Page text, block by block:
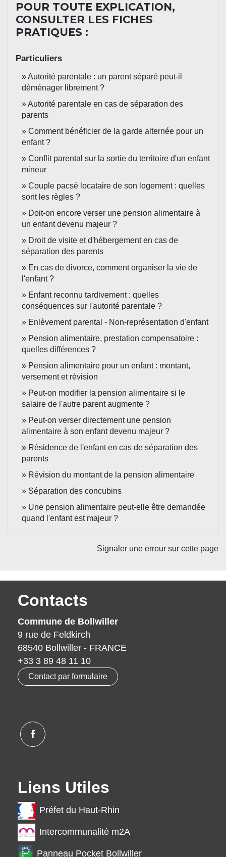
POUR TOUTE EXPLICATION,
CONSULTER LES FICHES
PRATIQUES :
Particuliers
Autorité parentale : un parent séparé peut-il
déménager librement ?
Autorité parentale en cas de séparation des
parents
Comment bénéficier de la garde alternée pour un
enfant ?
Conflit parental sur la sortie du territoire d'un enfant
mineur
Couple pacsé locataire de son logement : quelles
sont les règles ?
Doit-on encore verser une pension alimentaire à
un enfant devenu majeur ?
Droit de visite et d'hébergement en cas de
séparation des parents
En cas de divorce, comment organiser la vie de
l'enfant ?
Enfant reconnu tardivement : quelles
conséquences sur l'autorité parentale ?
Enlèvement parental - Non-représentation d'enfant
Pension alimentaire, prestation compensatoire :
quelles différences ?
Pension alimentaire pour un enfant : montant,
versement et révision
Peut-on modifier la pension alimentaire si le
salaire de l'autre parent augmente ?
Peut-on verser directement une pension
alimentaire à son enfant devenu majeur ?
Résidence de l'enfant en cas de séparation des
parents
Révision du montant de la pension alimentaire
Séparation des concubins
Une pension alimentaire peut-elle être demandée
quand l'enfant est majeur ?
Signaler une erreur sur cette page
Contacts
Commune de Bollwiller
9 rue de Feldkirch
68540 Bollwiller - FRANCE
+33 3 89 48 11 10
Contact par formulaire
Liens Utiles
Préfet du Haut-Rhin
Intercommunalité m2A
Panneau Pocket Bollwiller